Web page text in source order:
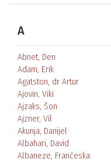
A
Abnet, Den
Adam, Erik
Agatston, dr Artur
Ajovin, Viki
Ajzaks, Šon
Ajzner, Vil
Akunja, Danijel
Albahari, David
Albaneze, Frančeska